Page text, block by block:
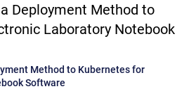
Deployment Method to
Laboratory Notebook
Method to Kubernetes for
Software